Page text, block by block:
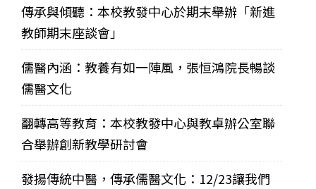
傳承與傾聽：本校教發中心於期末舉辦「新進
教師期末座談會」
儒醫內涵：教養有如一陣風，張恒鴻院長暢談
儒醫文化
翻轉高等教育：本校教發中心與教卓辦公室聯
合舉辦創新教學研討會
發揚傳統中醫，傳承儒醫文化：12/23讓我們